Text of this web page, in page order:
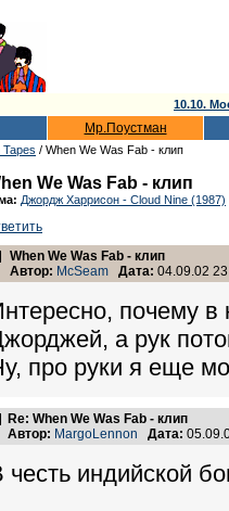
10.10.
Мр.Поустман
/ When We Was Fab - клип
We Was Fab - клип
Джордж Харрисон - Cloud Nine (1987)
When We Was Fab - клип
Автор: McSeam Дата: 04.09.02
почему
а рук
про руки я еще
Re: When We Was Fab - клип
Автор: MargoLennon Дата:
честь индийской